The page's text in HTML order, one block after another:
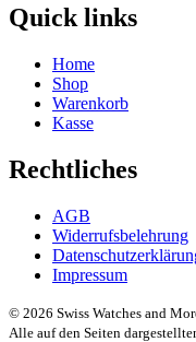
Quick links
Home
Shop
Warenkorb
Kasse
Rechtliches
AGB
Widerrufsbelehrung
Impressum
© 2026 Swiss Watches and
Alle auf den Seiten